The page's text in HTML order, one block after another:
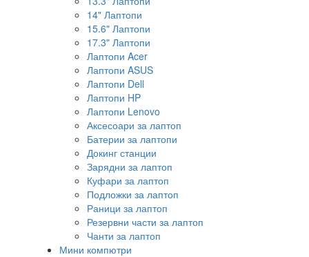
14" Лаптопи
15.6" Лаптопи
17.3" Лаптопи
Лаптопи Acer
Лаптопи ASUS
Лаптопи Dell
Лаптопи HP
Лаптопи Lenovo
Аксесоари за лаптоп
Батерии за лаптопи
Докинг станции
Зарядни за лаптоп
Куфари за лаптоп
Подложки за лаптоп
Раници за лаптоп
Резервни части за лаптоп
Чанти за лаптоп
Мини компютри